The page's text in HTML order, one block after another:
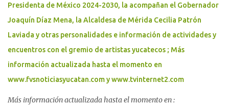
Presidenta de México 2024-2030, la acompañan el Gobernador
Joaquín Díaz Mena, la Alcaldesa de Mérida Cecilia Patrón
Laviada y otras personalidades e información de actividades y
encuentros con el gremio de artistas yucatecos ; Más
información actualizada hasta el momento en
www.fvsnoticiasyucatan.com y www.tvinternet2.com
Más información actualizada hasta el momento en :